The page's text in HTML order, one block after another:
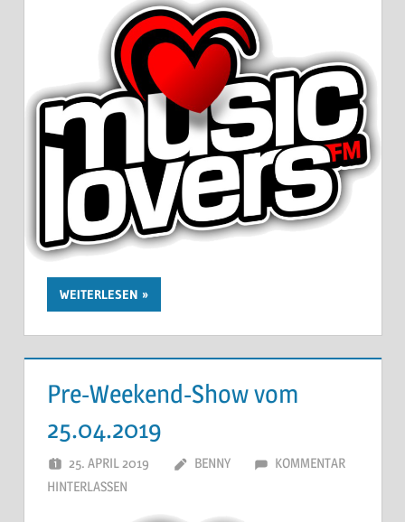
WEITERLESEN
Pre-Weekend-Show vom
25.04.2019
25. APRIL 2019 BENNY
KOMMENTAR
HINTERLASSEN